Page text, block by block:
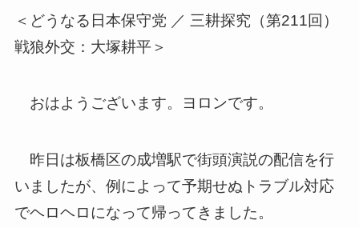
＜どうなる日本保守党 ／ 三耕探究（第211回）
戦狼外交：大塚耕平＞
おはようございます。ヨロンです。
昨日は板橋区の成増駅で街頭演説の配信を行
いましたが、例によって予期せぬトラブル対応
でヘロヘロになって帰ってきました。